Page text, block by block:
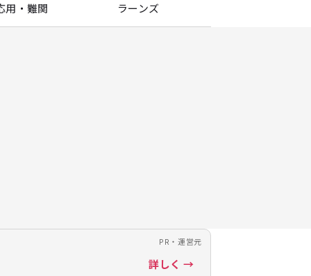
用・難関 ラーンズ
PR・運営元
詳しく →